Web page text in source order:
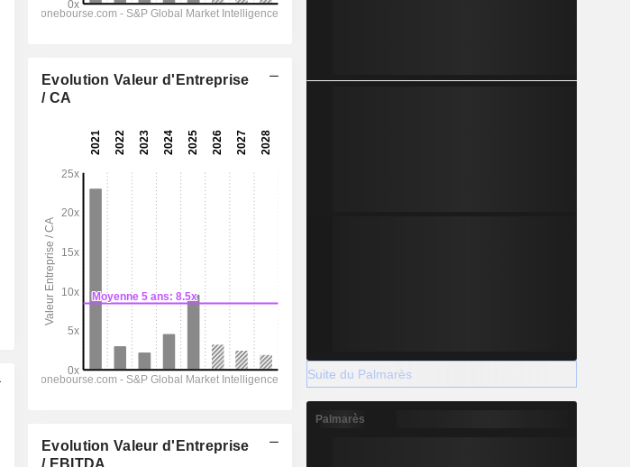
Evolution Valeur d'Entreprise
/ CA
Evolution Valeur d'Entreprise
Suite du Palmarès
Palmarès